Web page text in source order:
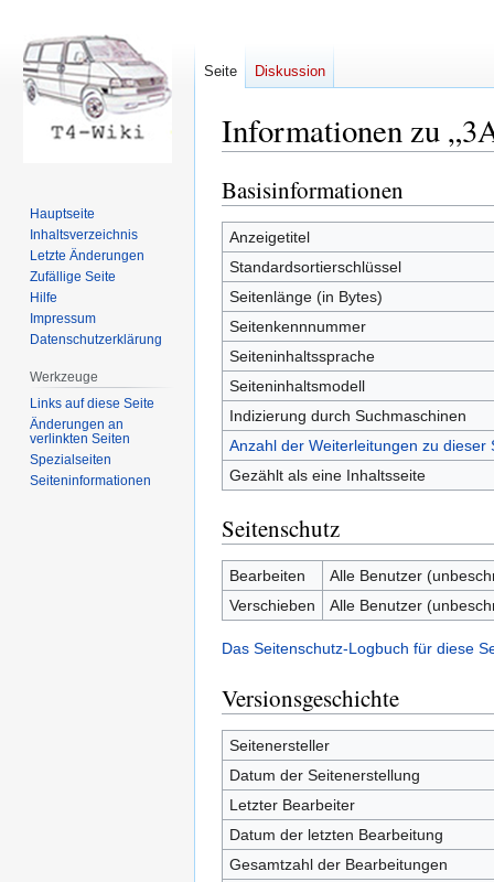
Informationen zu
Zur
Navigation
springen
Zur
Suche
springen
Basisinformationen
Anzeigetitel
Standardsortierschlüssel
Seitenlänge (in Bytes)
Seitenkennnummer
Seiteninhaltssprache
Seiteninhaltsmodell
Indizierung durch Suchmaschinen
Anzahl der Weiterleitungen zu dieser
Gezählt als eine Inhaltsseite
Seitenschutz
Bearbeiten
Alle Benutzer
Verschieben
Alle Benutzer
Das Seitenschutz-Logbuch für diese
Versionsgeschichte
Seitenersteller
Datum der Seitenerstellung
Letzter Bearbeiter
Datum der letzten Bearbeitung
Gesamtzahl der Bearbeitungen
Seite Diskussion
Hauptseite
Inhaltsverzeichnis
Letzte Änderungen
Zufällige Seite
Hilfe
Impressum
Datenschutzerklärung
Werkzeuge
Links auf diese Seite
Änderungen an
verlinkten Seiten
Spezialseiten
Seiten­informationen